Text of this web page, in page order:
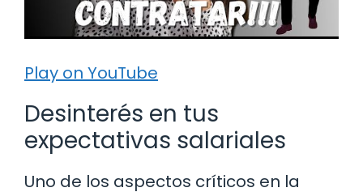
Play on YouTube
Desinterés en tus
expectativas salariales
Uno de los aspectos críticos en la